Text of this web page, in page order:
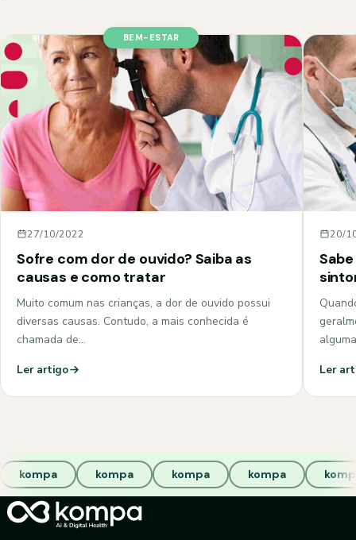
BEM-ESTAR
27/10/2022
Sofre com dor de ouvido? Saiba as
causas e como tratar
Muito comum nas crianças, a dor de ouvido possui
diversas causas. Contudo, a mais conhecida é
chamada de…
Ler artigo
20/
Ler
kompa kompa kompa kompa